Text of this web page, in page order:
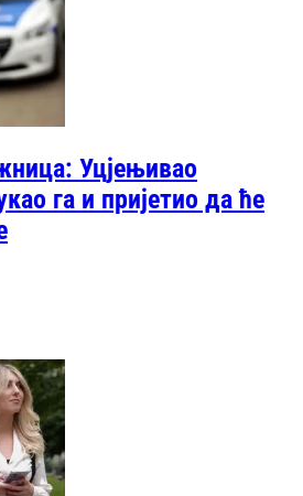
Уцјењивао
га и пријетио да ће